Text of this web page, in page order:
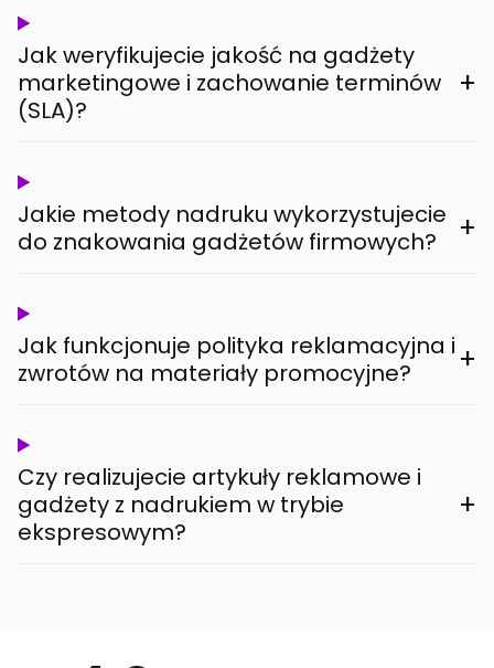
Jak weryfikujecie jakość na gadżety
marketingowe i zachowanie terminów
(SLA)?
+
Jakie metody nadruku wykorzystujecie
do znakowania gadżetów firmowych?
+
Jak funkcjonuje polityka reklamacyjna i
zwrotów na materiały promocyjne?
+
Czy realizujecie artykuły reklamowe i
gadżety z nadrukiem w trybie
ekspresowym?
+